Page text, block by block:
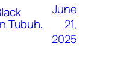
Tubuh,
June
21,
2025